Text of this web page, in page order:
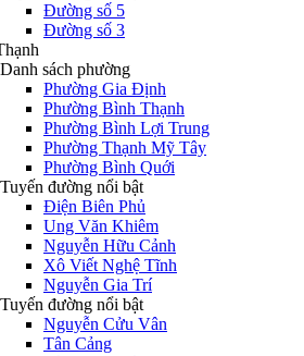
Đường số 5
Đường số 3
Danh sách phường
Phường Gia Định
Phường Bình Thạnh
Phường Bình Lợi Trung
Phường Thạnh Mỹ Tây
Phường Bình Quới
Tuyến đường nổi bật
Điện Biên Phủ
Ung Văn Khiêm
Nguyễn Hữu Cảnh
Xô Viết Nghệ Tĩnh
Nguyễn Gia Trí
Tuyến đường nổi bật
Nguyễn Cửu Vân
Tân Cảng